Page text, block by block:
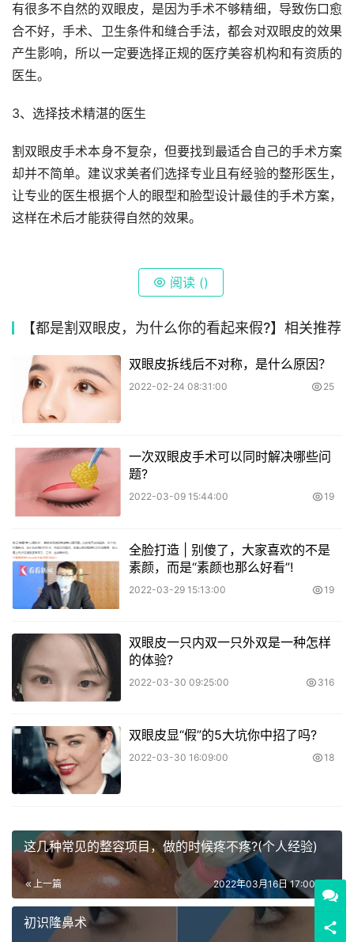
有很多不自然的双眼皮，是因为手术不够精细，导致伤口愈
合不好，手术、卫生条件和缝合手法，都会对双眼皮的效果
产生影响，所以一定要选择正规的医疗美容机构和有资质的
医生。
3、选择技术精湛的医生
割双眼皮手术本身不复杂，但要找到最适合自己的手术方案
却并不简单。建议求美者们选择专业且有经验的整形医生，
让专业的医生根据个人的眼型和脸型设计最佳的手术方案，
这样在术后才能获得自然的效果。
阅读 ()
【都是割双眼皮，为什么你的看起来假?】相关推荐
双眼皮拆线后不对称，是什么原因？
2022-02-24 08:31:00 25
一次双眼皮手术可以同时解决哪些问
题?
2022-03-09 15:44:00 19
全脸打造 | 别傻了，大家喜欢的不是
素颜，而是“素颜也那么好看”!
2022-03-29 15:13:00 19
双眼皮一只内双一只外双是一种怎样
的体验?
2022-03-30 09:25:00 316
双眼皮显“假”的5大坑你中招了吗?
2022-03-30 16:09:00 18
这几种常见的整容项目，做的时候疼不疼?(个人经验)
上一篇 2022年03月16日 17:00:00
初识隆鼻术